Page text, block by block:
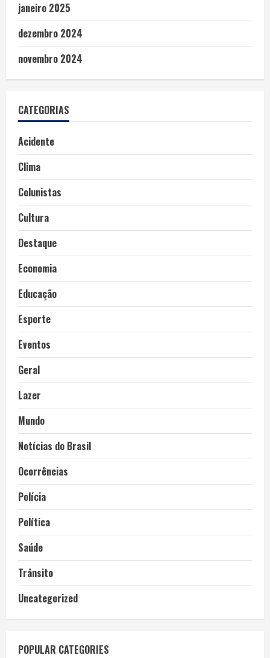
janeiro 2025
dezembro 2024
novembro 2024
CATEGORIAS
Acidente
Clima
Colunistas
Cultura
Destaque
Economia
Educação
Esporte
Eventos
Geral
Lazer
Mundo
Notícias do Brasil
Ocorrências
Polícia
Política
Saúde
Trânsito
Uncategorized
POPULAR CATEGORIES